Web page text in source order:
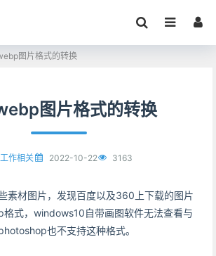
图片格式的转换
图片格式的转换
工作相关 2022-10-22 3163
素材图片，发现百度以及360上下载的图片
式，windows10自带画图软件无法查看与
也不支持这种格式。